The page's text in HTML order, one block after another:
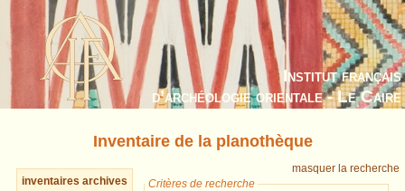
Institut français
d’archéologie orientale - Le Caire
Inventaire de la planothèque
inventaires archives
masquer la recherche
Critères de recherche